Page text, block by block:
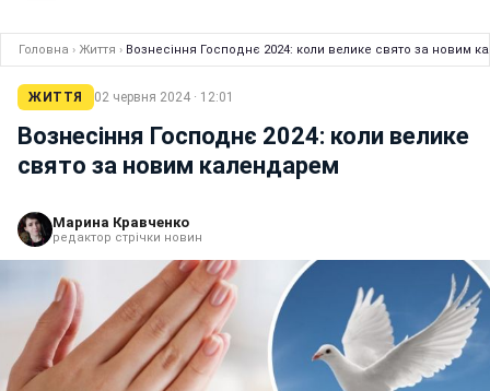
Головна › Життя › Вознесіння Господнє 2024: коли велике свято за новим
ЖИТТЯ 02 червня 2024 · 12:01
Вознесіння Господнє 2024: коли велике
свято за новим календарем
Марина Кравченко
редактор стрічки новин